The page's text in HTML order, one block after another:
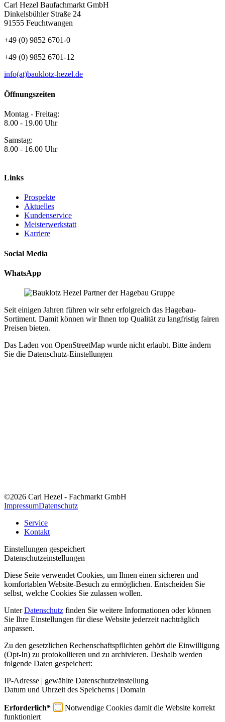
Carl Hezel Baufachmarkt GmbH
Dinkelsbühler Straße 24
91555 Feuchtwangen
+49 (0) 9852 6701-0
+49 (0) 9852 6701-12
info(at)bauklotz-hezel.de
Öffnungszeiten
Montag - Freitag:
8.00 - 19.00 Uhr
Samstag:
8.00 - 16.00 Uhr
Links
Prospekte
Aktuelles
Kundenservice
Meisterwerkstatt
Karriere
Social Media
WhatsApp
Seit einigen Jahren führen wir sehr erfolgreich das Hagebau-
Sortiment. Damit können wir Ihnen top Qualität zu langfristig fairen
Preisen bieten.
Das Laden von OpenStreetMap wurde nicht erlaubt. Bitte ändern
Sie die Datenschutz-Einstellungen
©2026 Carl Hezel - Fachmarkt GmbH
ImpressumDatenschutz
Service
Kontakt
Einstellungen gespeichert
Datenschutzeinstellungen
Diese Seite verwendet Cookies, um Ihnen einen sicheren und
komfortablen Website-Besuch zu ermöglichen. Entscheiden Sie
selbst, welche Cookies Sie zulassen wollen.
UnterDatenschutz finden Sie weitere Informationen oder können
Sie Ihre Einstellungen für diese Website jederzeit nachträglich
anpassen.
Zu den gesetzlichen Rechenschaftspflichten gehört die Einwilligung
(Opt-In) zu protokollieren und zu archivieren. Deshalb werden
folgende Daten gespeichert:
IP-Adresse | gewählte Datenschutzeinstellung
Datum und Uhrzeit des Speicherns | Domain
Erforderlich*
Notwendige Cookies damit die Website korrekt
funktioniert